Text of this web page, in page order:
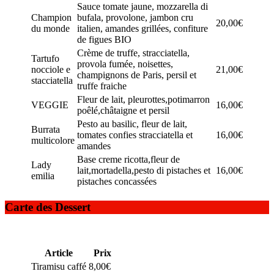
Champion
du monde
Sauce tomate jaune, mozzarella di
bufala, provolone, jambon cru
italien, amandes grillées, confiture
de figues BIO
20,00€
Tartufo
nocciole e
stacciatella
Crème de truffe, stracciatella,
provola fumée, noisettes,
champignons de Paris, persil et
truffe fraiche
21,00€
VEGGIE
Fleur de lait, pleurottes,potimarron
poêlé,châtaigne et persil
16,00€
Burrata
multicolore
Pesto au basilic, fleur de lait,
tomates confies stracciatella et
amandes
16,00€
Lady
emilia
Base creme ricotta,fleur de
lait,mortadella,pesto di pistaches et
pistaches concassées
16,00€
Carte des Dessert
Article
Prix
Tiramisu caffé 8,00€